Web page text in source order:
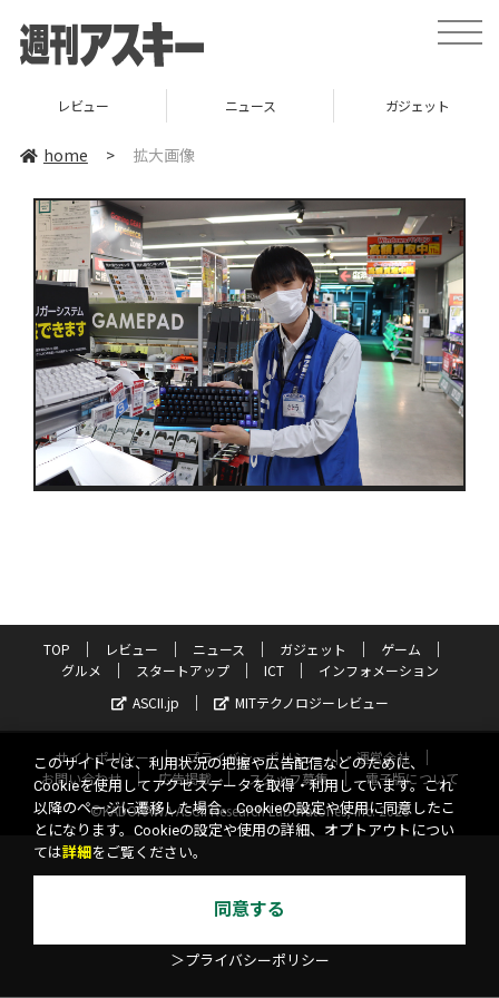
toggle
レビュー ニュース ガジェット
home > 拡大画像
TOP レビュー ニュース ガジェット
ゲーム
グルメ
スタートアップ ICT
インフォメーション
ASCII.jp
MITテクノロジーレビュー
サイトポリシー プライバシーポリシー
運営会社
お問い合わせ
広告掲載 スタッフ募集
電子版について
©KADOKAWA ASCII Research Laboratories, Inc. 2026
このサイトでは、利用状況の把握や広告配信などのために、
Cookieを使用してアクセスデータを取得・利用しています。これ
以降のページに遷移した場合、Cookieの設定や使用に同意したこ
とになります。Cookieの設定や使用の詳細、オプトアウトについ
ては詳細 をご覧ください。
同意する
＞プライバシーポリシー